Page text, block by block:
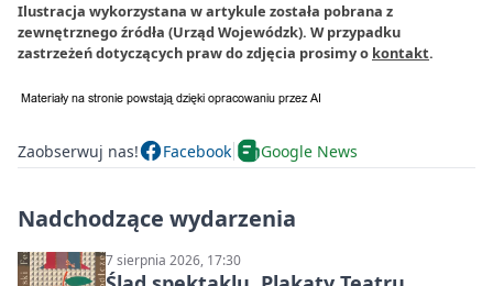
Ilustracja wykorzystana w artykule została pobrana z
zewnętrznego źródła (Urząd Wojewódzk). W przypadku
zastrzeżeń dotyczących praw do zdjęcia prosimy o kontakt.
Zaobserwuj nas! Facebook Google News
Nadchodzące wydarzenia
7 sierpnia 2026, 17:30